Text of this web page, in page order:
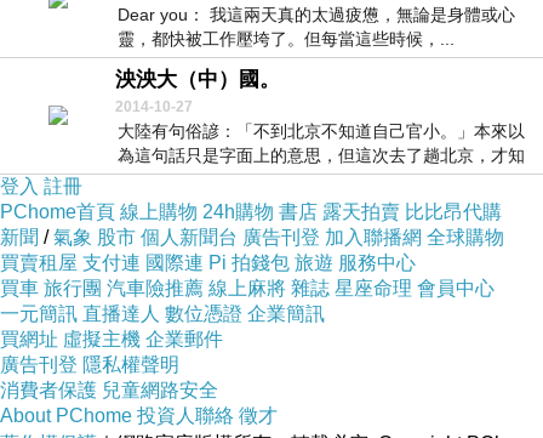
Dear you： 我這兩天真的太過疲憊，無論是身體或心
靈，都快被工作壓垮了。但每當這些時候，...
泱泱大（中）國。
2014-10-27
大陸有句俗諺：「不到北京不知道自己官小。」本來以
為這句話只是字面上的意思，但這次去了趟北京，才知
道原...
登入 註冊
PChome首頁 線上購物 24h購物 書店 露天拍賣 比比昂代購
新聞 /氣象 股市 個人新聞台 廣告刊登 加入聯播網 全球購物
買賣租屋 支付連 國際連 Pi 拍錢包 旅遊 服務中心
買車 旅行團 汽車險推薦 線上麻將 雜誌 星座命理 會員中心
一元簡訊 直播達人 數位憑證 企業簡訊
買網址 虛擬主機 企業郵件
廣告刊登 隱私權聲明
消費者保護 兒童網路安全
About PChome 投資人聯絡 徵才